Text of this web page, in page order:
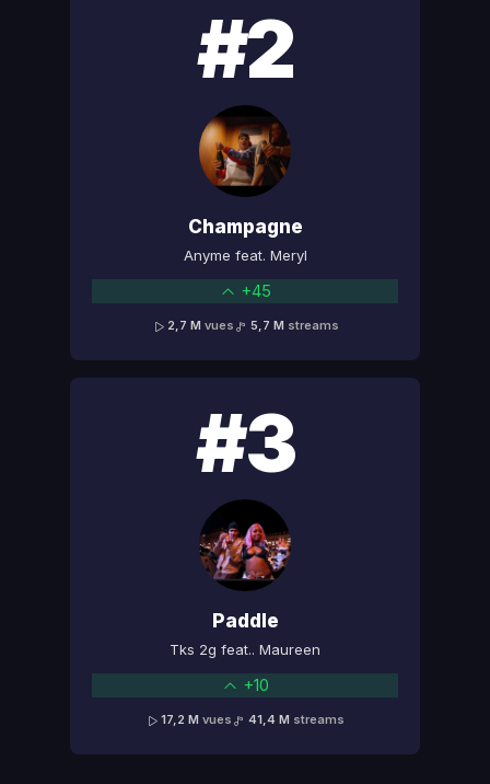
#2
Champagne
Anyme feat. Meryl
+45
2,7 M vues 5,7 M streams
#3
Paddle
Tks 2g feat.. Maureen
+10
17,2 M vues 41,4 M streams